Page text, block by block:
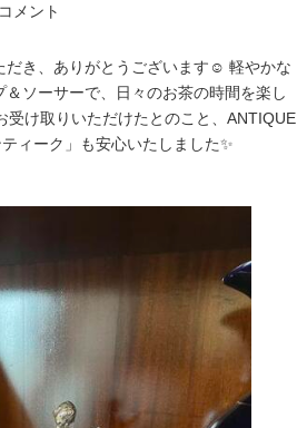
メント
だき、ありがとうございます☺️ 軽やかな
＆ソーサーで、日々のお茶の時間を楽し
受け取りいただけたとのこと、ANTIQUE
ィーク」も安心いたしました✨